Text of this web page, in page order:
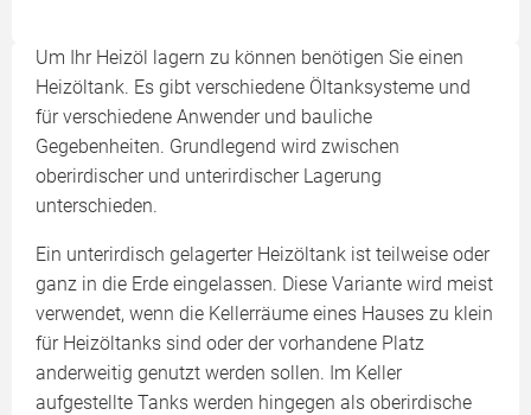
Um Ihr Heizöl lagern zu können benötigen Sie einen
Heizöltank. Es gibt verschiedene Öltanksysteme und
für verschiedene Anwender und bauliche
Gegebenheiten. Grundlegend wird zwischen
oberirdischer und unterirdischer Lagerung
unterschieden.
Ein unterirdisch gelagerter Heizöltank ist teilweise oder
ganz in die Erde eingelassen. Diese Variante wird meist
verwendet, wenn die Kellerräume eines Hauses zu klein
für Heizöltanks sind oder der vorhandene Platz
anderweitig genutzt werden sollen. Im Keller
aufgestellte Tanks werden hingegen als oberirdische